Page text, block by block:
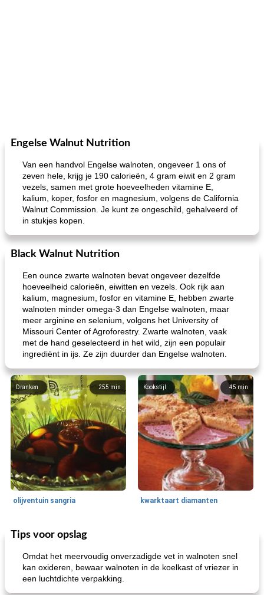
Engelse Walnut Nutrition
Van een handvol Engelse walnoten, ongeveer 1 ons of
zeven hele, krijg je 190 calorieën, 4 gram eiwit en 2 gram
vezels, samen met grote hoeveelheden vitamine E,
kalium, koper, fosfor en magnesium, volgens de California
Walnut Commission. Je kunt ze ongeschild, gehalveerd of
in stukjes kopen.
Black Walnut Nutrition
Een ounce zwarte walnoten bevat ongeveer dezelfde
hoeveelheid calorieën, eiwitten en vezels. Ook rijk aan
kalium, magnesium, fosfor en vitamine E, hebben zwarte
walnoten minder omega-3 dan Engelse walnoten, maar
meer arginine en selenium, volgens het University of
Missouri Center of Agroforestry. Zwarte walnoten, vaak
met de hand geselecteerd in het wild, zijn een populair
ingrediënt in ijs. Ze zijn duurder dan Engelse walnoten.
255min
Dranken
olijventuin sangria
45 min
Kookstijl
kwarktaart diamanten
Feestdagen en evenementen
Tips voor opslag
Omdat het meervoudig onverzadigde vet in walnoten snel
kan oxideren, bewaar walnoten in de koelkast of vriezer in
een luchtdichte verpakking.